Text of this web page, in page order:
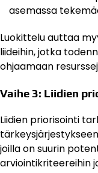
asemassa
Luokittelu auttaa
liideihin, jotka
ohjaamaan
Vaihe 3: Liidien
Liidien priorisointi
joilla on suurin
arviointikriteereihin